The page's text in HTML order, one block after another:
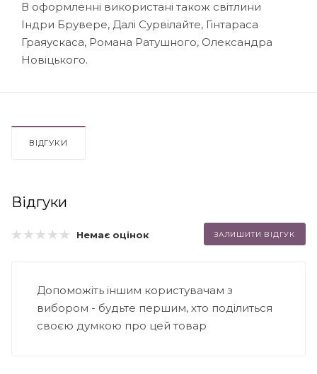
В оформленні використані також світлини
Індри Брувере, Далі Сурвілайте, Гінтараса
Граяускаса, Романа Ратушного, Олександра
Новіцького.
ВІДГУКИ
Відгуки
Немає оцінок ЗАЛИШИТИ ВІДГУК
Допоможіть іншим користувачам з
вибором - будьте першим, хто поділиться
своєю думкою про цей товар